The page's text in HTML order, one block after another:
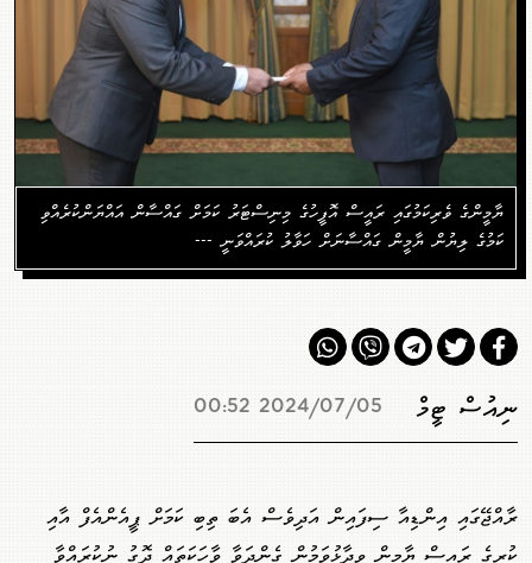
ޔާމީންގެ ވެރިކަމުގައި ރައީސް އޮފީހުގެ މިނިސްޓަރު ކަމަށް ގައްސާން އައްޔަންކުރެއްވި
ކަމުގެ ލިޔުން ޔާމީން ގައްސާނަށް ހަވާލު ކުރައްވަނީ ---
ނިއުސް ޓީމް 2024/07/05 00:52
ރާއްޖޭގައި އިންޑިއާ ސިފައިން އަދިވެސް އެބަ ތިބި ކަމަށް ޕީއެންއެފް އާއި